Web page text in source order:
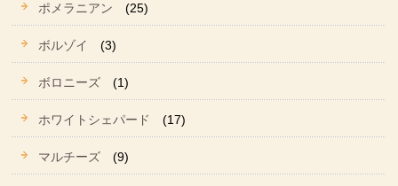
ポメラニアン (25)
ボルゾイ (3)
ボロニーズ (1)
ホワイトシェパード (17)
マルチーズ (9)